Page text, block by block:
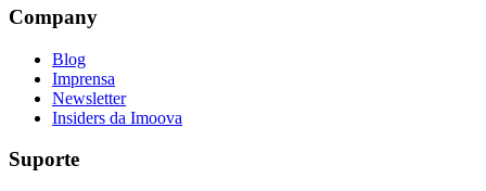
Company
Blog
Imprensa
Newsletter
Insiders da Imoova
Suporte